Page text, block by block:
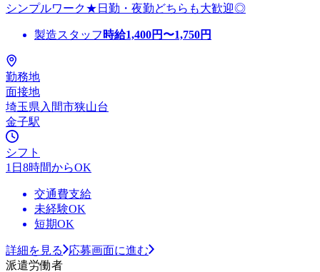
シンプルワーク★日勤・夜勤どちらも大歓迎◎
製造スタッフ 時給1,400円〜1,750円
勤務地
面接地
埼玉県入間市狭山台
金子駅
シフト
1日8時間からOK
交通費支給
未経験OK
短期OK
詳細を見る
応募画面に進む
派遣労働者